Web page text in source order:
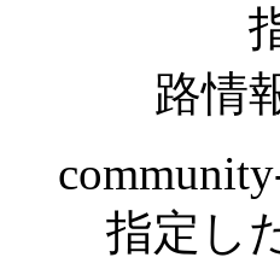
指
路情
指定し